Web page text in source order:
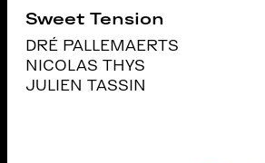
Sweet Tension
DRÉ PALLEMAERTS
NICOLAS THYS
JULIEN TASSIN